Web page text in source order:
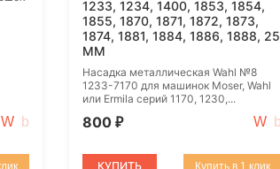
1233, 1234, 1400, 1853, 1854,
1855, 1870, 1871, 1872, 1873,
1874, 1881, 1884, 1886, 1888, 25
ММ
Насадка металлическая Wahl №8
1233-7170 для машинок Moser, Wahl
или Ermila серий 1170, 1230,...
800 ₽
КУПИТЬ Купить в 1 клик